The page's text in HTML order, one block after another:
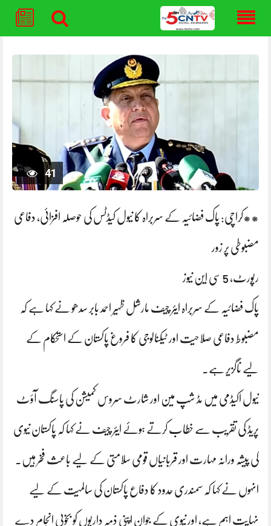
41
**کراچی: پاک فضائیہ کے سربراہ کا نیول کیڈٹس کی حوصلہ افزائی، دفاعی
مضبوطی پر زور
رپورٹ، 5 سی این نیوز
پاک فضائیہ کے سربراہ ایئر چیف مارشل ظہیر احمد بابر سدھو نے کہا ہے کہ
مضبوط دفاعی صلاحیت اور ٹیکنالوجی کا فروغ پاکستان کے استحکام کے
لیے ناگزیر ہے۔
نیول اکیڈمی میں مڈ شپ مین اور شارٹ سروس کمیشن کی پاسنگ آؤٹ
پریڈ کی تقریب سے خطاب کرتے ہوئے ایئر چیف نے کہا کہ پاکستان نیوی
کی پیشہ ورانہ مہارت اور قربانیاں قومی سلامتی کے لیے باعث فخر ہیں۔
انہوں نے کہا کہ سمندری حدود کا دفاع پاکستان کی سالمیت کے لیے
نہایت اہم ہے، اور نیوی کے جوان اپنی ذمہ داریوں کو بخوبی انجام دے